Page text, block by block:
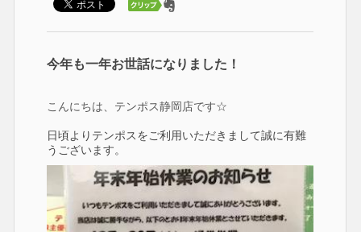
今年も一年お世話になりました！
こんにちは、テンポス静岡店です☆
日頃よりテンポスをご利用いただきまして誠に有難
うございます。